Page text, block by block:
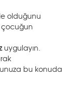
olduğunu
çocuğun
uygulayın.
bu konuda